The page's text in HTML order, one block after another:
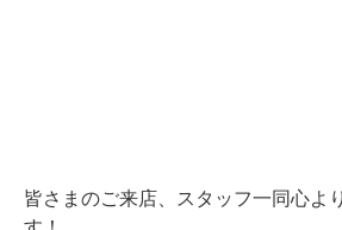
皆さまのご来店、スタッフ一同心よ